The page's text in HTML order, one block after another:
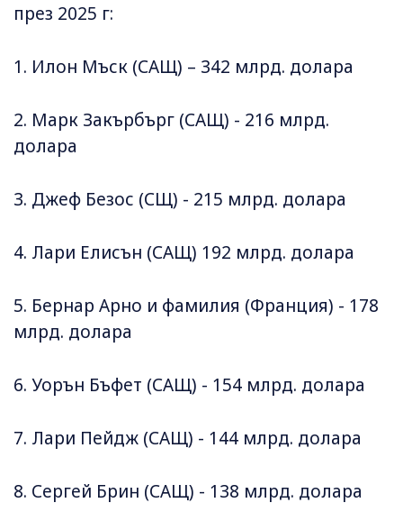
през 2025 г:
1. Илон Мъск (САЩ) – 342 млрд. долара
2. Марк Закърбърг (САЩ) - 216 млрд.
долара
3. Джеф Безос (СЩ) - 215 млрд. долара
4. Лари Елисън (САЩ) 192 млрд. долара
5. Бернар Арно и фамилия (Франция) - 178
млрд. долара
6. Уорън Бъфет (САЩ) - 154 млрд. долара
7. Лари Пейдж (САЩ) - 144 млрд. долара
8. Сергей Брин (САЩ) - 138 млрд. долара